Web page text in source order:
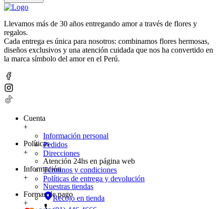
Llevamos más de 30 años entregando amor a través de flores y
regalos.
Cada entrega es única para nosotros: combinamos flores hermosas,
diseños exclusivos y una atención cuidada que nos ha convertido en
la marca símbolo del amor en el Perú.
Cuenta
+
Información personal
Pedidos
Direcciones
Políticas
+
Atención 24hs en página web
Términos y condiciones
Políticas de entrega y devolución
Información
+
Nuestras tiendas
Recojo en tienda
Formas de pago
+